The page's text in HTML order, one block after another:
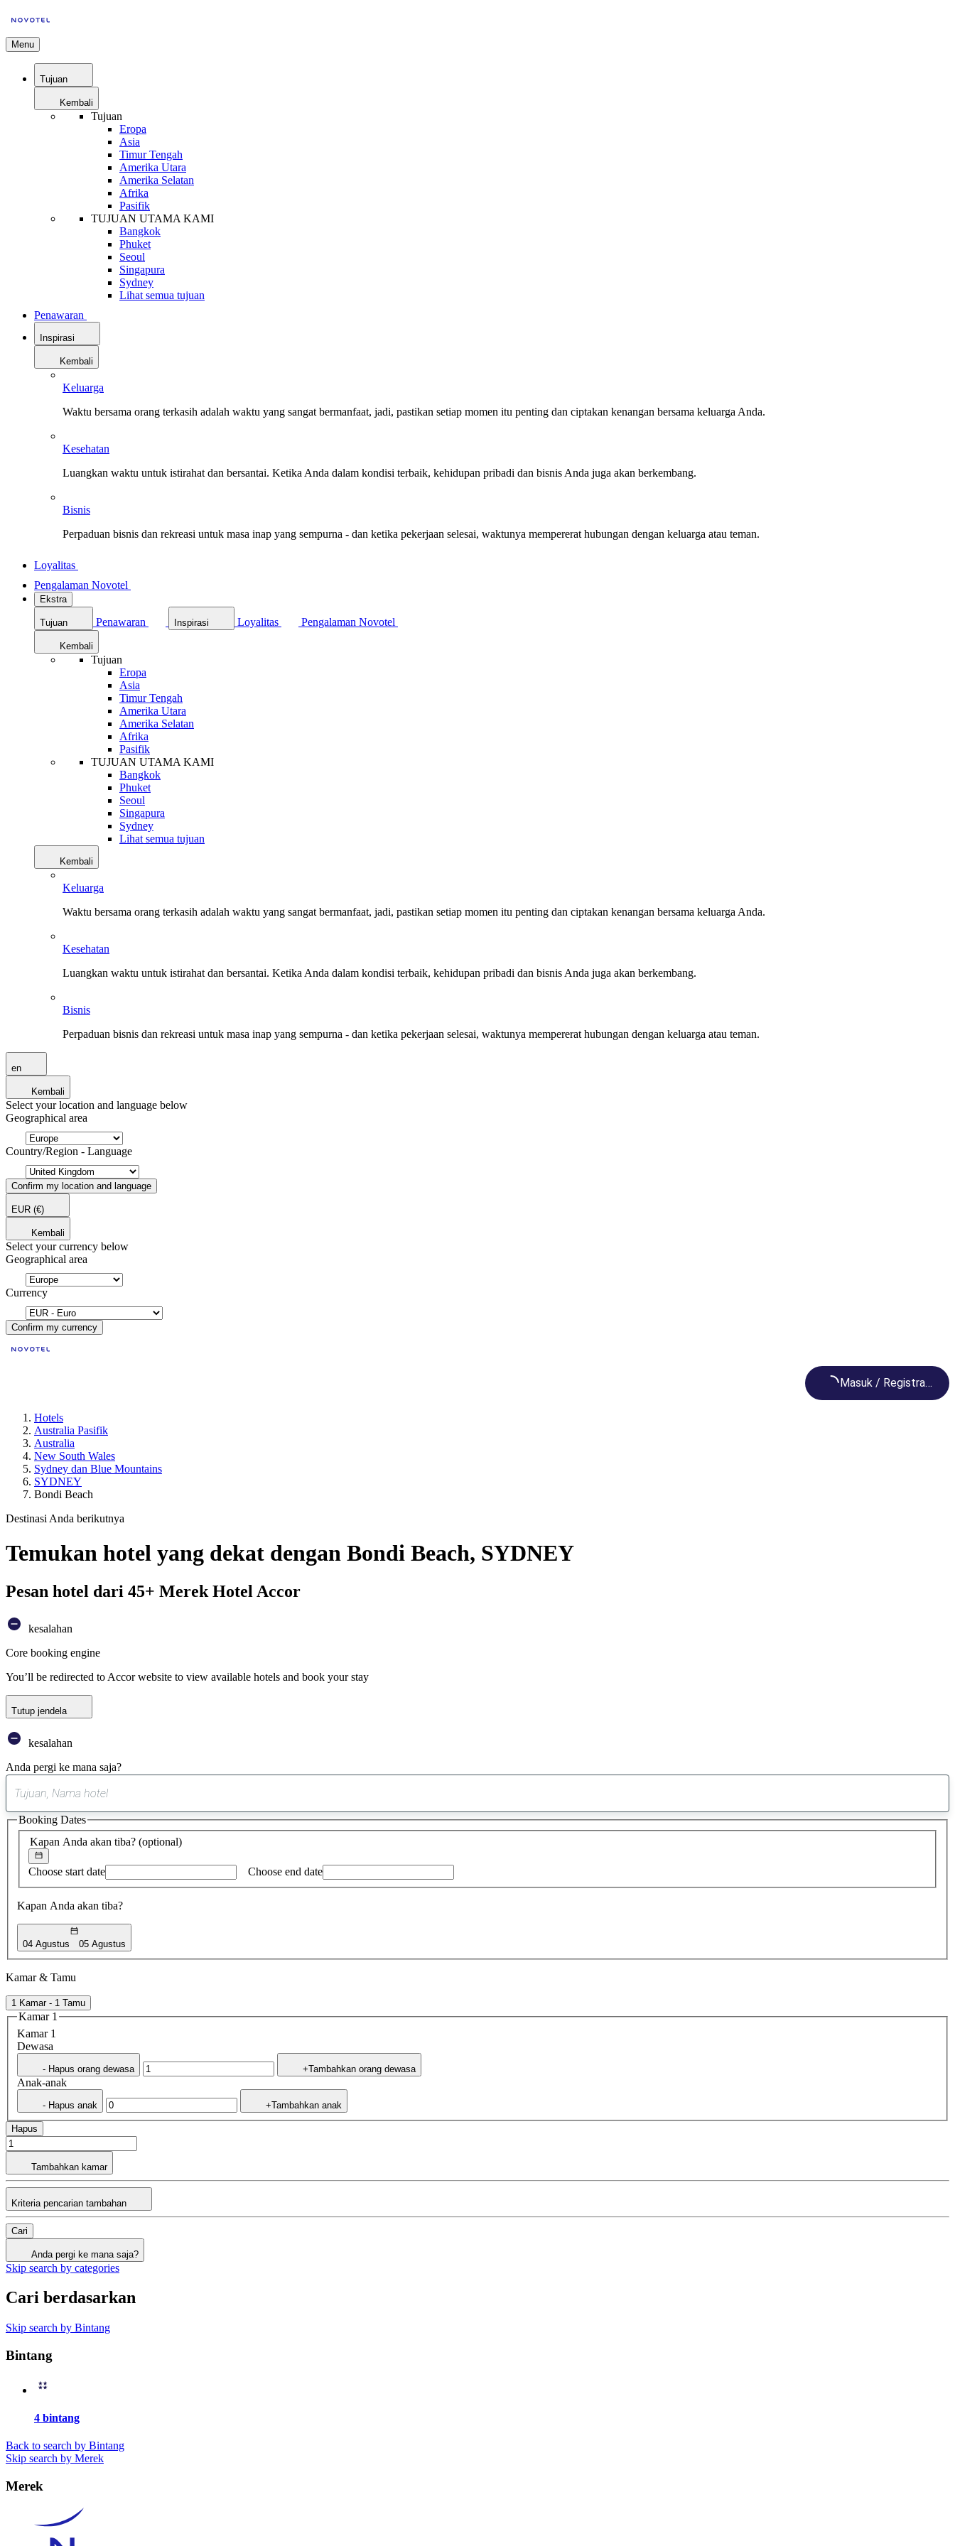
Menu
Tujuan
Kembali
Tujuan
Eropa
Asia
Timur Tengah
Amerika Utara
Amerika Selatan
Afrika
Pasifik
TUJUAN UTAMA KAMI
Bangkok
Phuket
Seoul
Singapura
Sydney
Lihat semua tujuan
Penawaran
Inspirasi
Kembali
Keluarga
Waktu bersama orang terkasih adalah waktu yang sangat bermanfaat, jadi, pastikan setiap momen itu penting dan ciptakan kenangan bersama keluarga Anda.
Kesehatan
Luangkan waktu untuk istirahat dan bersantai. Ketika Anda dalam kondisi terbaik, kehidupan pribadi dan bisnis Anda juga akan berkembang.
Bisnis
Perpaduan bisnis dan rekreasi untuk masa inap yang sempurna - dan ketika pekerjaan selesai, waktunya mempererat hubungan dengan keluarga atau teman.
Loyalitas
Pengalaman Novotel
Ekstra
Tujuan Penawaran Inspirasi Loyalitas Pengalaman Novotel
Kembali
Tujuan
Eropa
Asia
Timur Tengah
Amerika Utara
Amerika Selatan
Afrika
Pasifik
TUJUAN UTAMA KAMI
Bangkok
Phuket
Seoul
Singapura
Sydney
Lihat semua tujuan
Kembali
Keluarga
Waktu bersama orang terkasih adalah waktu yang sangat bermanfaat, jadi, pastikan setiap momen itu penting dan ciptakan kenangan bersama keluarga Anda.
Kesehatan
Luangkan waktu untuk istirahat dan bersantai. Ketika Anda dalam kondisi terbaik, kehidupan pribadi dan bisnis Anda juga akan berkembang.
Bisnis
Perpaduan bisnis dan rekreasi untuk masa inap yang sempurna - dan ketika pekerjaan selesai, waktunya mempererat hubungan dengan keluarga atau teman.
en
Kembali
Select your location and language below
Geographical area
Country/Region - Language
Confirm my location and language
EUR (€)
Kembali
Select your currency below
Geographical area
Currency
Confirm my currency
Loading...
Masuk / Registrasi
Hotels
Australia Pasifik
Australia
New South Wales
Sydney dan Blue Mountains
SYDNEY
Bondi Beach
Destinasi Anda berikutnya
Temukan hotel yang dekat dengan Bondi Beach, SYDNEY
Pesan hotel dari 45+ Merek Hotel Accor
kesalahan
Core booking engine
You’ll be redirected to Accor website to view available hotels and book your stay
Tutup jendela
kesalahan
Anda pergi ke mana saja?
saran
ditemukan
Kapan Anda akan tiba? (optional)
Choose start date Choose end date
Kapan Anda akan tiba?
04 Agustus 05 Agustus
Booking Dates
Kamar & Tamu
1 Kamar - 1 Tamu
Kamar 1
Kamar 1
Dewasa
- Hapus orang dewasa +Tambahkan orang dewasa
Anak-anak
- Hapus anak +Tambahkan anak
Hapus
Tambahkan kamar
Kriteria pencarian tambahan
Cari
Anda pergi ke mana saja?
Skip search by categories
Cari berdasarkan
Skip search by Bintang
Bintang
4 bintang
Back to search by Bintang
Skip search by Merek
Merek